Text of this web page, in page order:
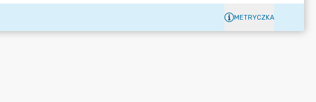
METRYCZKA